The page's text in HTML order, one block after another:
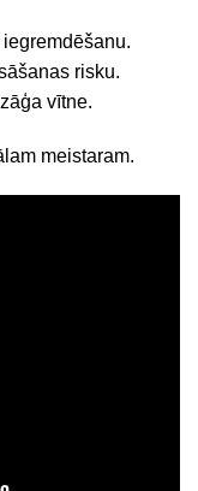
risku.
vītne.
meistaram.